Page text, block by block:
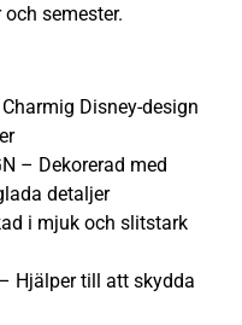
semester.
Disney-design
– Dekorerad med
detaljer
i mjuk och slitstark
Hjälper till att skydda